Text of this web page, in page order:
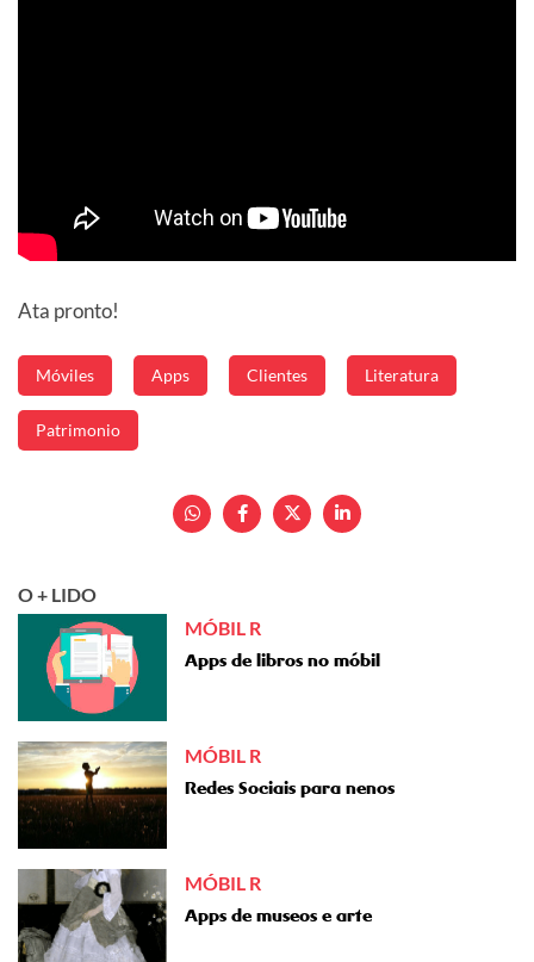
Ata pronto!
Móviles Apps Clientes Literatura
Patrimonio
O + LIDO
MÓBIL R
Apps de libros no móbil
MÓBIL R
Redes Sociais para nenos
MÓBIL R
Apps de museos e arte